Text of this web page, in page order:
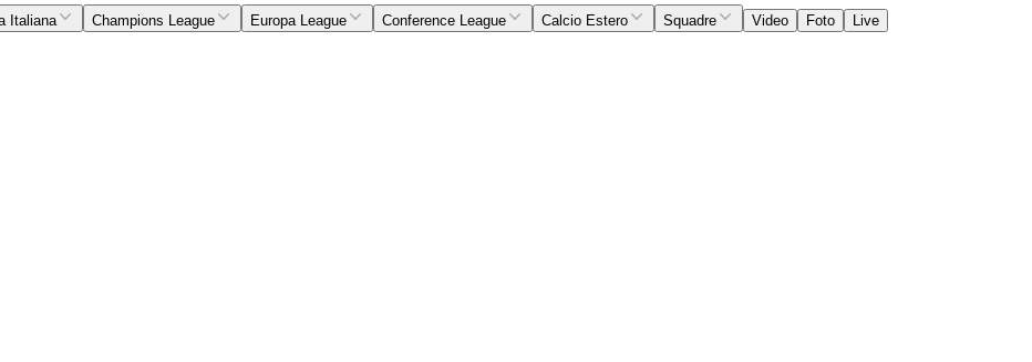
Italiana Champions League Europa League Conference League Calcio Estero Squadre Video Foto
Live